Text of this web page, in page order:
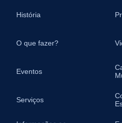
História
O que fazer?
Eventos
Serviços